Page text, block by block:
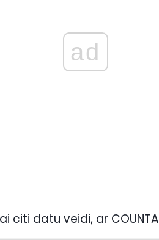
ad
citi datu veidi, ar COUNTA